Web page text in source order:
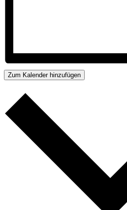
Zum Kalender hinzufügen